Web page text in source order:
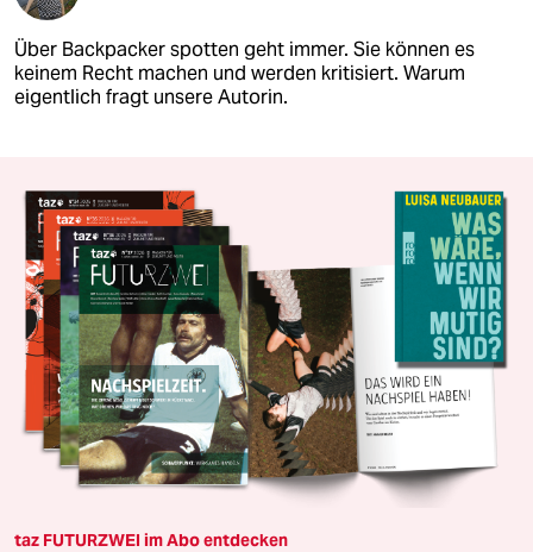
Über Backpacker spotten geht immer. Sie können es
keinem Recht machen und werden kritisiert. Warum
eigentlich fragt unsere Autorin.
taz FUTURZWEI im Abo entdecken